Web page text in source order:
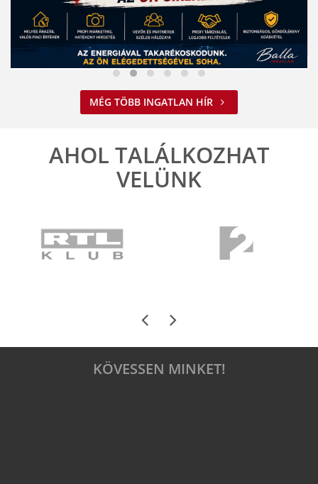
Nem spórolunk az energiával
ELOLVASOM
MÉG TÖBB INGATLAN HÍR
AHOL TALÁLKOZHAT
VELÜNK
KÖVESSEN MINKET!